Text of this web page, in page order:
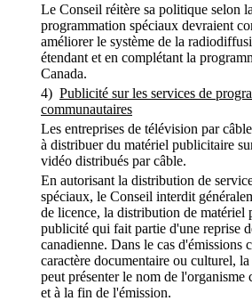
Le Conseil réitère sa politique selon
programmation spéciaux devraient
améliorer le système de la
étendant et en complétant la
Canada.
4) Publicité sur les services de
communautaires
Les entreprises de télévision par
à distribuer du matériel publicitaire
vidéo distribués par câble.
En autorisant la distribution de
spéciaux, le Conseil interdit
de licence, la distribution de matériel
publicité qui fait partie d'une reprise
canadienne. Dans le cas d'émissions
caractère documentaire ou culturel,
peut présenter le nom de l'organisme
et à la fin de l'émission.